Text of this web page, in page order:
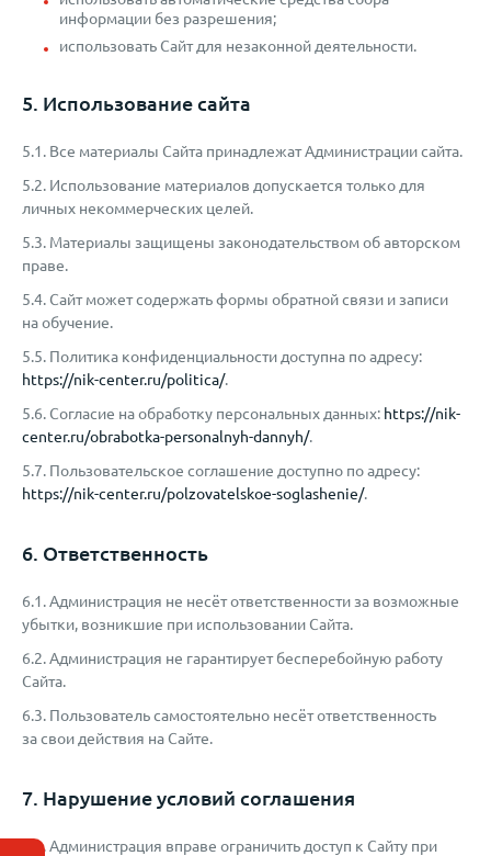
информации без разрешения;
использовать Сайт для незаконной деятельности.
5. Использование сайта
5.1. Все материалы Сайта принадлежат Администрации сайта.
5.2. Использование материалов допускается только для
личных некоммерческих целей.
5.3. Материалы защищены законодательством об авторском
праве.
5.4. Сайт может содержать формы обратной связи и записи
на обучение.
5.5. Политика конфиденциальности доступна по адресу:
https://nik-center.ru/politica/.
5.6. Согласие на обработку персональных данных: https://nik-
center.ru/obrabotka-personalnyh-dannyh/.
5.7. Пользовательское соглашение доступно по адресу:
https://nik-center.ru/polzovatelskoe-soglashenie/.
6. Ответственность
6.1. Администрация не несёт ответственности за возможные
убытки, возникшие при использовании Сайта.
6.2. Администрация не гарантирует бесперебойную работу
Сайта.
6.3. Пользователь самостоятельно несёт ответственность
за свои действия на Сайте.
7. Нарушение условий соглашения
7.1. Администрация вправе ограничить доступ к Сайту при